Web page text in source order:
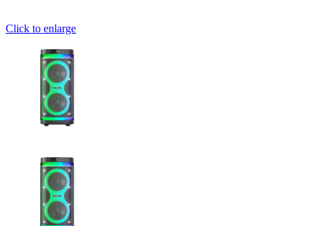
Click to enlarge